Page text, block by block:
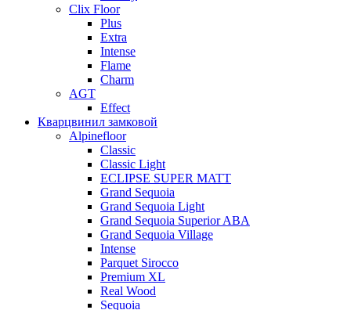
Clix Floor
Plus
Extra
Intense
Flame
Charm
AGT
Effect
Кварцвинил замковой
Alpinefloor
Classic
Classic Light
ECLIPSE SUPER MATT
Grand Sequoia
Grand Sequoia Light
Grand Sequoia Superior ABA
Grand Sequoia Village
Intense
Parquet Sirocco
Premium XL
Real Wood
Sequoia